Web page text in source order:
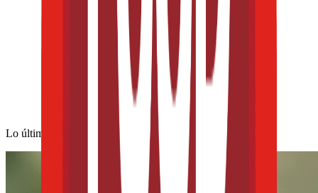
Lo último